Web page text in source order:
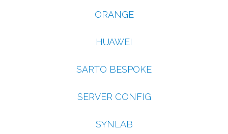
ORANGE
HUAWEI
SARTO BESPOKE
SERVER CONFIG
SYNLAB